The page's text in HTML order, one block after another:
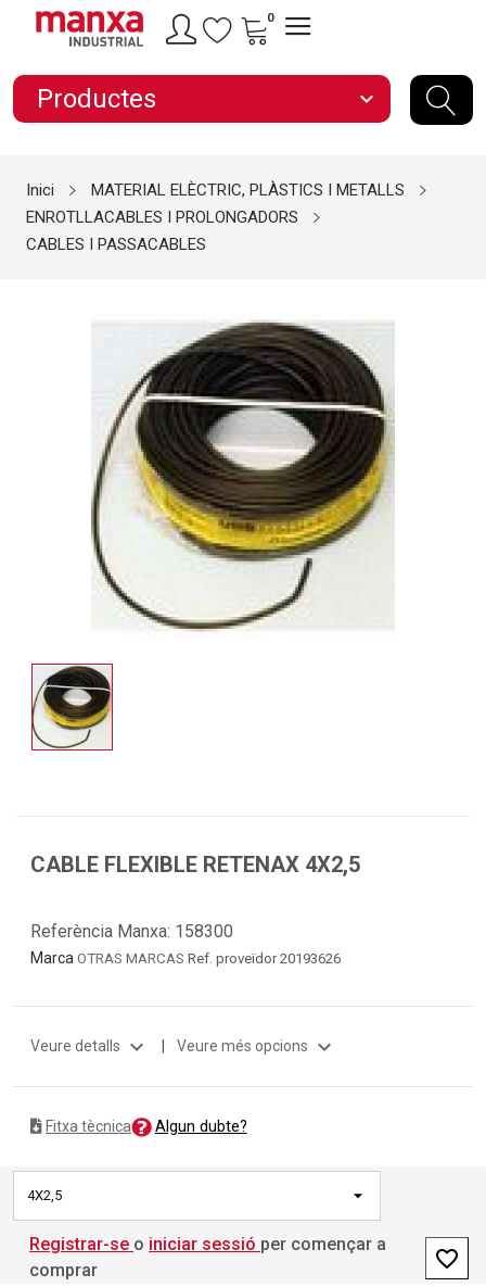
0
Productes expand_more
Inici
MATERIAL ELÈCTRIC, PLÀSTICS I METALLS
ENROTLLACABLES I PROLONGADORS
CABLES I PASSACABLES
CABLE FLEXIBLE RETENAX 4X2,5
Referència Manxa: 158300
Marca OTRAS MARCAS Ref. proveïdor 20193626
Veure detalls expand_more | Veure més opcions expand_more
Fitxa tècnica Algun dubte?
4X2,5
Registrar-se o iniciar sessió per començar a
comprar
favorite_border